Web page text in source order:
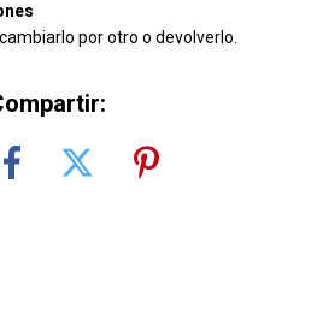
por otro o devolverlo.